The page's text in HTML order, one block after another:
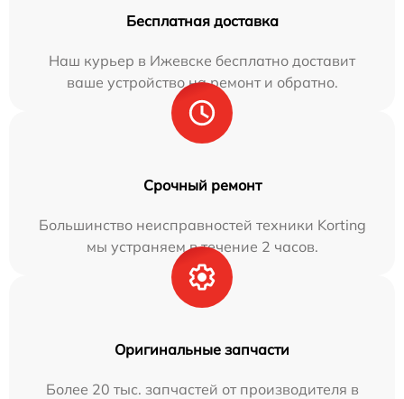
Бесплатная доставка
Наш курьер в Ижевске бесплатно доставит
ваше устройство на ремонт и обратно.
Срочный ремонт
Большинство неисправностей техники Korting
мы устраняем в течение 2 часов.
Оригинальные запчасти
Более 20 тыс. запчастей от производителя в